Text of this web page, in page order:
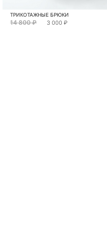
ТРИКОТАЖНЫЕ БРЮКИ
14 800 ₽ 3 000 ₽